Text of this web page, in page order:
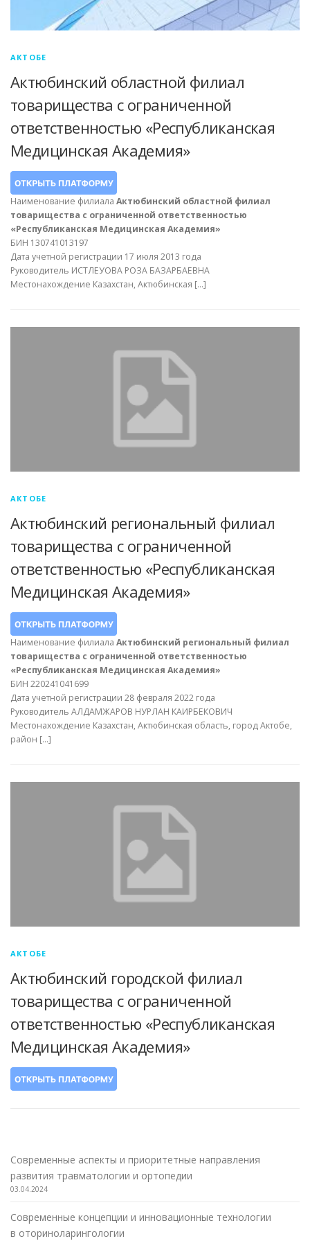
АКТОБЕ
Актюбинский областной филиал
товарищества с ограниченной
ответственностью «Республиканская
Медицинская Академия»
Наименование филиала Актюбинский областной филиал
товарищества с ограниченной ответственностью
«Республиканская Медицинская Академия»
БИН 130741013197
Дата учетной регистрации 17 июля 2013 года
Руководитель ИСТЛЕУОВА РОЗА БАЗАРБАЕВНА
Местонахождение Казахстан, Актюбинская […]
АКТОБЕ
Актюбинский региональный филиал
товарищества с ограниченной
ответственностью «Республиканская
Медицинская Академия»
Наименование филиала Актюбинский региональный филиал
товарищества с ограниченной ответственностью
«Республиканская Медицинская Академия»
БИН 220241041699
Дата учетной регистрации 28 февраля 2022 года
Руководитель АЛДАМЖАРОВ НУРЛАН КАИРБЕКОВИЧ
Местонахождение Казахстан, Актюбинская область, город Актобе,
район […]
АКТОБЕ
Актюбинский городской филиал
товарищества с ограниченной
ответственностью «Республиканская
Медицинская Академия»
Современные аспекты и приоритетные направления
развития травматологии и ортопедии
03.04.2024
Современные концепции и инновационные технологии
в оториноларингологии